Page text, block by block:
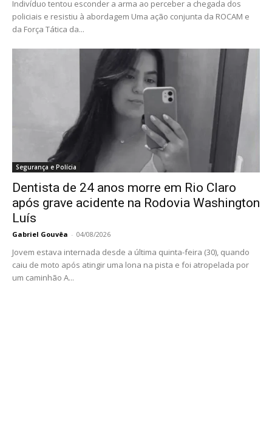
Indivíduo tentou esconder a arma ao perceber a chegada dos
policiais e resistiu à abordagem Uma ação conjunta da ROCAM e
da Força Tática da...
Segurança e Polícia
Dentista de 24 anos morre em Rio Claro
após grave acidente na Rodovia Washington
Luís
Gabriel Gouvêa - 04/08/2026
Jovem estava internada desde a última quinta-feira (30), quando
caiu de moto após atingir uma lona na pista e foi atropelada por
um caminhão A...